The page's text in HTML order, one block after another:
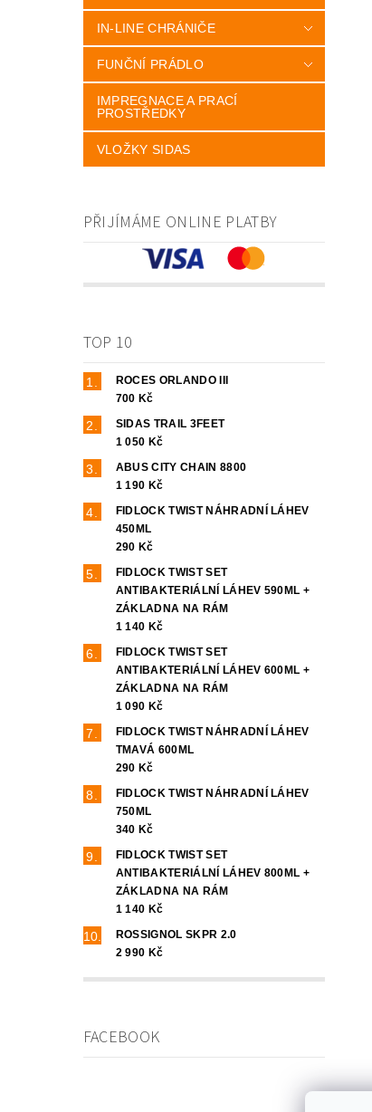
IN-LINE CHRÁNIČE
FUNČNÍ PRÁDLO
IMPREGNACE A PRACÍ
PROSTŘEDKY
VLOŽKY SIDAS
PŘIJÍMÁME ONLINE PLATBY
TOP 10
ROCES ORLANDO III
700 Kč
SIDAS TRAIL 3FEET
1 050 Kč
ABUS CITY CHAIN 8800
1 190 Kč
FIDLOCK TWIST NÁHRADNÍ LÁHEV
450ML
290 Kč
FIDLOCK TWIST SET
ANTIBAKTERIÁLNÍ LÁHEV 590ML +
ZÁKLADNA NA RÁM
1 140 Kč
FIDLOCK TWIST SET
ANTIBAKTERIÁLNÍ LÁHEV 600ML +
ZÁKLADNA NA RÁM
1 090 Kč
FIDLOCK TWIST NÁHRADNÍ LÁHEV
TMAVÁ 600ML
290 Kč
FIDLOCK TWIST NÁHRADNÍ LÁHEV
750ML
340 Kč
FIDLOCK TWIST SET
ANTIBAKTERIÁLNÍ LÁHEV 800ML +
ZÁKLADNA NA RÁM
1 140 Kč
ROSSIGNOL SKPR 2.0
2 990 Kč
FACEBOOK